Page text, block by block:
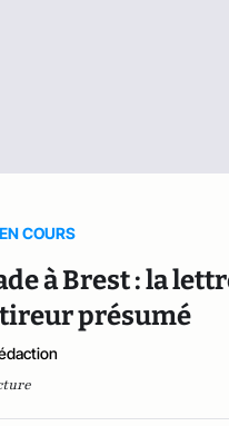
COURS
à Brest : la
présumé